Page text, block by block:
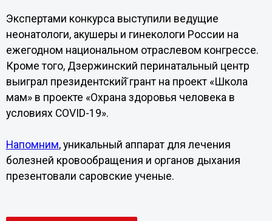
Экспертами конкурса выступили ведущие
неонатологи, акушеры и гинекологи России на
ежегодном национальном отраслевом конгрессе.
Кроме того, Дзержинский перинатальный центр
выиграл президентский̆ грант на проект «Школа
мам» в проекте «Охрана здоровья человека в
условиях COVID-19».
Напомним, уникальный аппарат для лечения
болезней кровообращения и органов дыхания
презентовали саровские ученые.